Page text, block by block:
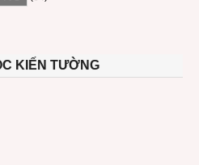
KIẾN TƯỜNG